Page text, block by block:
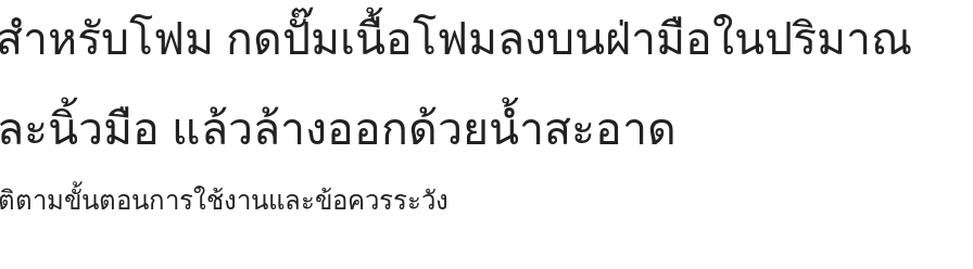
หรับโฟม กดปั๊มเนื้อโฟมลงบนฝ่ามือในปริมาณ
ะนิ้วมือ แล้วล้างออกด้วยน้ำสะอาด
ตามขั้นตอนการใช้งานและข้อควรระวัง